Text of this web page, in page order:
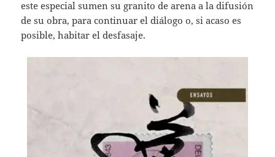
este especial sumen su granito de arena a la difusión
de su obra, para continuar el diálogo o, si acaso es
posible, habitar el desfasaje.